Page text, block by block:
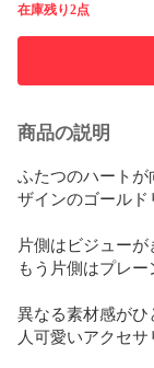
在庫残り2点
商品の説明
ふたつのハート
ザインのゴールド
片側はビジュー
もう片側はプレー
異なる素材感が
人可愛いアクセサ